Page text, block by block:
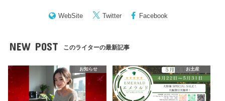
WebSite Twitter Facebook
NEW POST このライターの最新記事
お知らせ お土産